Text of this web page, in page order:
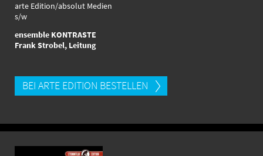
arte Edition/absolut Medien
s/w
ensemble KONTRASTE
Frank Strobel, Leitung
BEI ARTE EDITION BESTELLEN